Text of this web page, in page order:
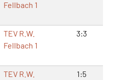
Fellbach 1
TEV R.W.
Fellbach 1
3:3
TEV R.W.
1:5